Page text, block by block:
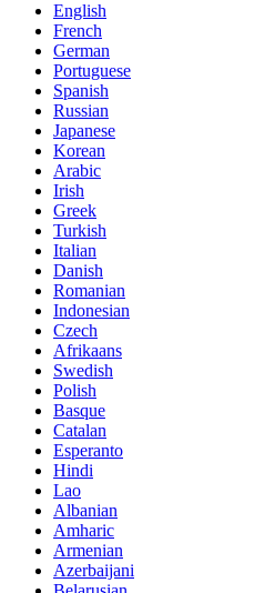
English
French
German
Portuguese
Spanish
Russian
Japanese
Korean
Arabic
Irish
Greek
Turkish
Italian
Danish
Romanian
Indonesian
Czech
Afrikaans
Swedish
Polish
Basque
Catalan
Esperanto
Hindi
Lao
Albanian
Amharic
Armenian
Azerbaijani